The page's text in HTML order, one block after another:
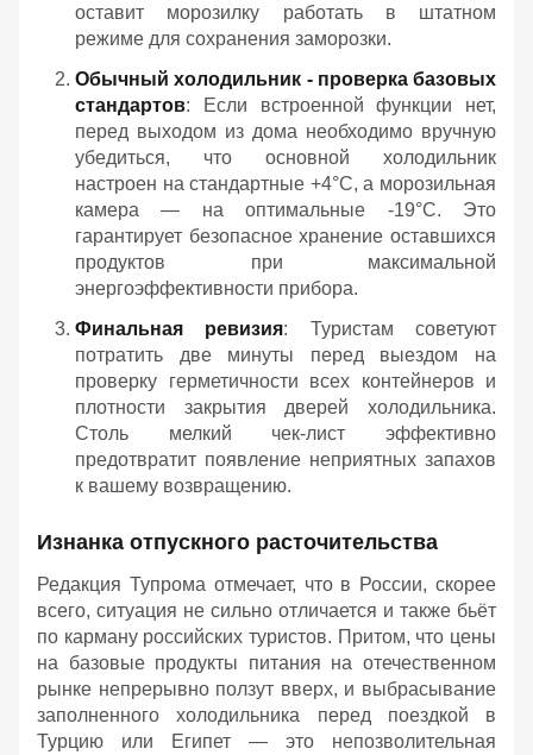
оставит морозилку работать в штатном
режиме для сохранения заморозки.
Обычный холодильник - проверка базовых
стандартов: Если встроенной функции нет,
перед выходом из дома необходимо вручную
убедиться, что основной холодильник
настроен на стандартные +4°C, а морозильная
камера — на оптимальные -19°C. Это
гарантирует безопасное хранение оставшихся
продуктов при максимальной
энергоэффективности прибора.
Финальная ревизия: Туристам советуют
потратить две минуты перед выездом на
проверку герметичности всех контейнеров и
плотности закрытия дверей холодильника.
Столь мелкий чек-лист эффективно
предотвратит появление неприятных запахов
к вашему возвращению.
Изнанка отпускного расточительства
Редакция Тупрома отмечает, что в России, скорее
всего, ситуация не сильно отличается и также бьёт
по карману российских туристов. Притом, что цены
на базовые продукты питания на отечественном
рынке непрерывно ползут вверх, и выбрасывание
заполненного холодильника перед поездкой в
Турцию или Египет — это непозволительная